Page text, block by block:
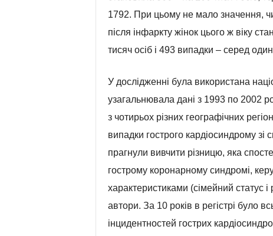
1792. При цьому не мало значення,
після інфаркту жінок цього ж віку
тисяч осіб і 493 випадки – серед
У дослідженні була використана
узагальнювала дані з 1993 по 2002
з чотирьох різних географічних
випадки гострого кардіосиндрому зі
прагнули вивчити різницю, яка
гострому коронарному синдромі,
характеристиками (сімейний статус
автори. За 10 років в регістрі було
інцидентностей гострих